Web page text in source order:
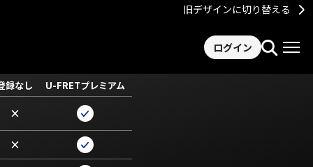
旧デザインに切り替える
ログイン
録なし U-FRETプレミアム
×
×